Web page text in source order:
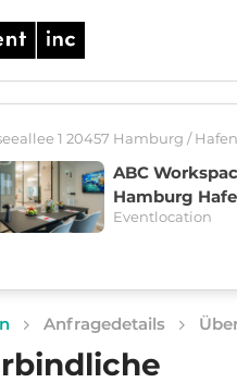
1 20457 Hamburg /
ABC
Hamburg
Eventlocation
Anfragedetails